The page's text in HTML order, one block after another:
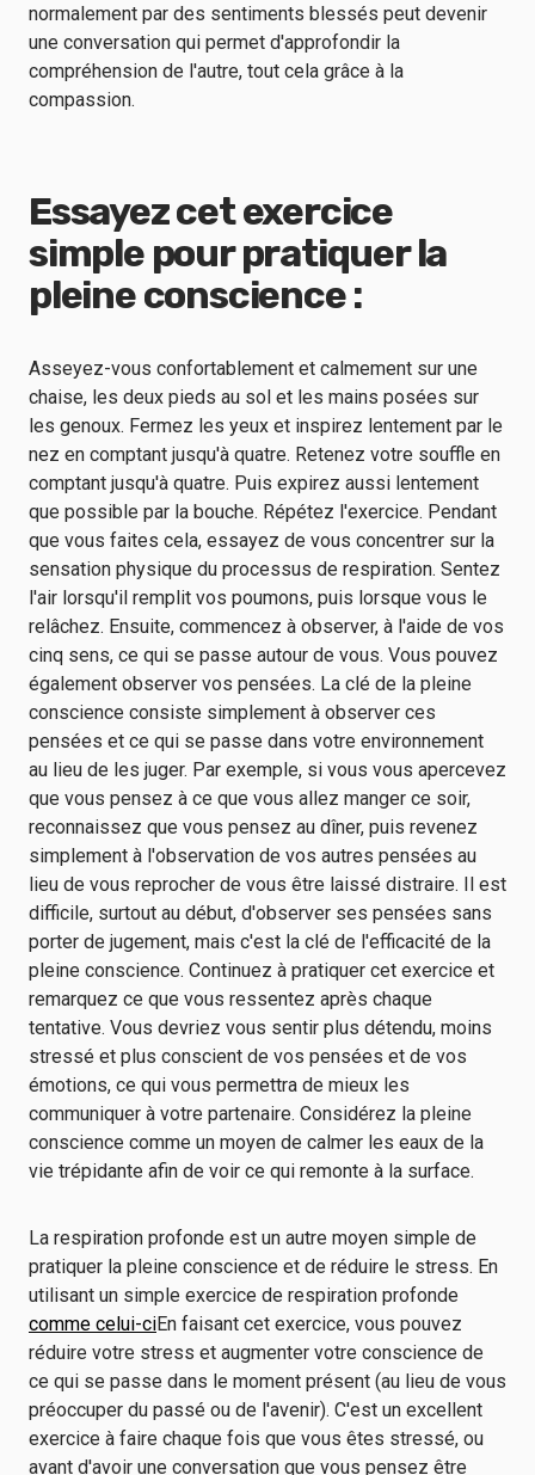
normalement par des sentiments blessés peut devenir
une conversation qui permet d'approfondir la
compréhension de l'autre, tout cela grâce à la
compassion.
Essayez cet exercice
simple pour pratiquer la
pleine conscience :
Asseyez-vous confortablement et calmement sur une
chaise, les deux pieds au sol et les mains posées sur
les genoux. Fermez les yeux et inspirez lentement par le
nez en comptant jusqu'à quatre. Retenez votre souffle en
comptant jusqu'à quatre. Puis expirez aussi lentement
que possible par la bouche. Répétez l'exercice. Pendant
que vous faites cela, essayez de vous concentrer sur la
sensation physique du processus de respiration. Sentez
l'air lorsqu'il remplit vos poumons, puis lorsque vous le
relâchez. Ensuite, commencez à observer, à l'aide de vos
cinq sens, ce qui se passe autour de vous. Vous pouvez
également observer vos pensées. La clé de la pleine
conscience consiste simplement à observer ces
pensées et ce qui se passe dans votre environnement
au lieu de les juger. Par exemple, si vous vous apercevez
que vous pensez à ce que vous allez manger ce soir,
reconnaissez que vous pensez au dîner, puis revenez
simplement à l'observation de vos autres pensées au
lieu de vous reprocher de vous être laissé distraire. Il est
difficile, surtout au début, d'observer ses pensées sans
porter de jugement, mais c'est la clé de l'efficacité de la
pleine conscience. Continuez à pratiquer cet exercice et
remarquez ce que vous ressentez après chaque
tentative. Vous devriez vous sentir plus détendu, moins
stressé et plus conscient de vos pensées et de vos
émotions, ce qui vous permettra de mieux les
communiquer à votre partenaire. Considérez la pleine
conscience comme un moyen de calmer les eaux de la
vie trépidante afin de voir ce qui remonte à la surface.
La respiration profonde est un autre moyen simple de
pratiquer la pleine conscience et de réduire le stress. En
utilisant un simple exercice de respiration profonde
comme celui-ciEn faisant cet exercice, vous pouvez
réduire votre stress et augmenter votre conscience de
ce qui se passe dans le moment présent (au lieu de vous
préoccuper du passé ou de l'avenir). C'est un excellent
exercice à faire chaque fois que vous êtes stressé, ou
avant d'avoir une conversation que vous pensez être